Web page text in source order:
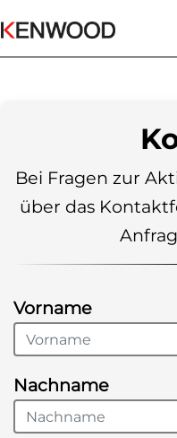
Bei Fragen zur
über das
Vorname
Nachname